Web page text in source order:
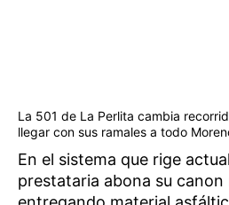
La 501 de La Perlita cambia
llegar con sus ramales a todo
En el sistema que rige
prestataria abona su canon